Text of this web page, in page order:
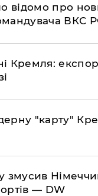
відомо про
ВКС
Кремля:
"карту"
змусив
— DW